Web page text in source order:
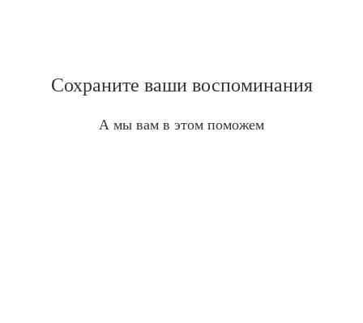
Сохраните ваши воспоминания
А мы вам в этом поможем